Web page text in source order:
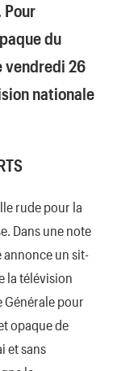
Pour
du
vendredi 26
nationale
rude pour la
Dans une note
annonce un sit-
la télévision
Générale pour
opaque de
et sans